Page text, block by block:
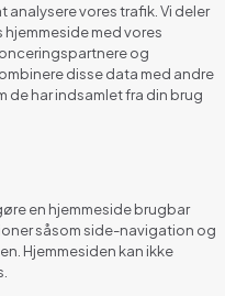
vores trafik. Vi deler
med vores
og
disse data med andre
de har indsamlet fra din brug
en hjemmeside brugbar
såsom side-navigation og
Hjemmesiden kan ikke